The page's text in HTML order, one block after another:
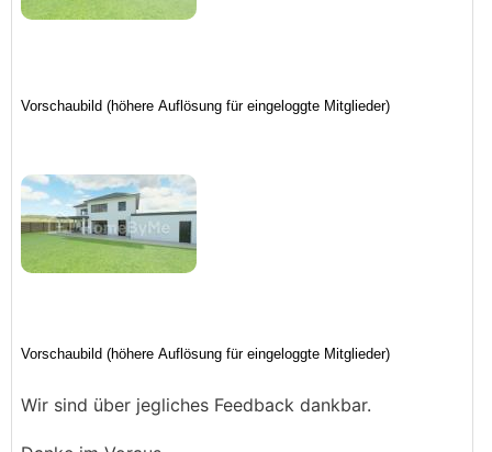
Wir sind über jegliches Feedback dankbar.